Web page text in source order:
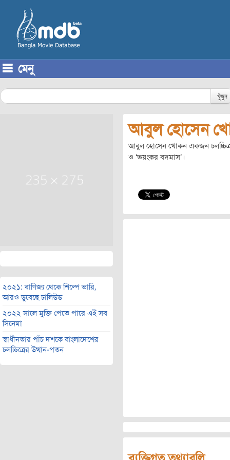
মেনু
খুঁজুন
২০২১: বাণিজ্য থেকে শিল্পে ভারি,
আরও ডুবেছে ঢালিউড
২০২২ সালে মুক্তি পেতে পারে এই সব
সিনেমা
স্বাধীনতার পাঁচ দশকে বাংলাদেশের
চলচ্চিত্রের উত্থান-পতন
আবুল হোসেন
আবুল হোসেন খোকন একজন চলচ্চিত্র
ও ‘ভয়ংকর বদমাস’।